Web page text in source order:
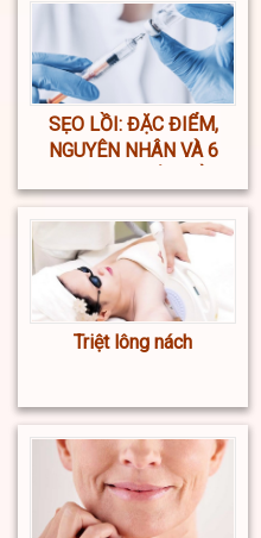
SẸO LỒI: ĐẶC ĐIỂM,
NGUYÊN NHÂN VÀ 6
TRỊ
Triệt lông nách